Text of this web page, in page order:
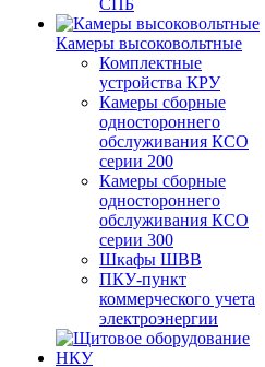
СПБ
Камеры высоковольтные
Комплектные
устройства КРУ
Камеры сборные
одностороннего
обслуживания КСО
серии 200
Камеры сборные
одностороннего
обслуживания КСО
серии 300
Шкафы ШВВ
ПКУ-пункт
коммерческого учета
электроэнергии